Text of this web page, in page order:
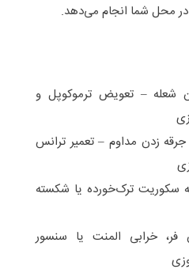
در محل شما انجام می‌دهد.
– تعویض ترموکوپل و
زدن مداوم – تعمیر ترانس
ترک‌خورده یا شکسته
خرابی المنت یا سنسور